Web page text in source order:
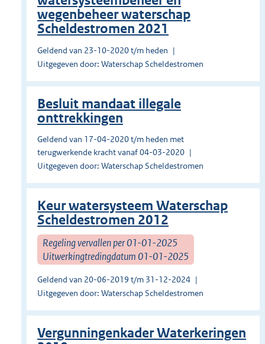
wegenbeheer waterschap
Scheldestromen 2021
Geldend van 23-10-2020 t/m heden
Uitgegeven door: Waterschap Scheldestromen
Besluit mandaat illegale
onttrekkingen
Geldend van 17-04-2020 t/m heden met
terugwerkende kracht vanaf 04-03-2020
Uitgegeven door: Waterschap Scheldestromen
Keur watersysteem Waterschap
Scheldestromen 2012
Regeling vervallen per 01-01-2025
Uitwerkingtredingdatum 01-01-2025
Geldend van 20-06-2019 t/m 31-12-2024
Uitgegeven door: Waterschap Scheldestromen
Vergunningenkader Waterkeringen